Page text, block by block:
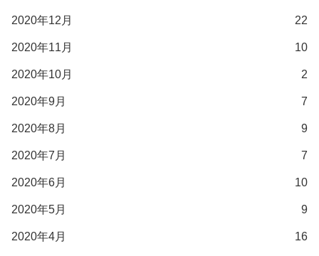
2020年12月 22
2020年11月 10
2020年10月 2
2020年9月 7
2020年8月 9
2020年7月 7
2020年6月 10
2020年5月 9
2020年4月 16